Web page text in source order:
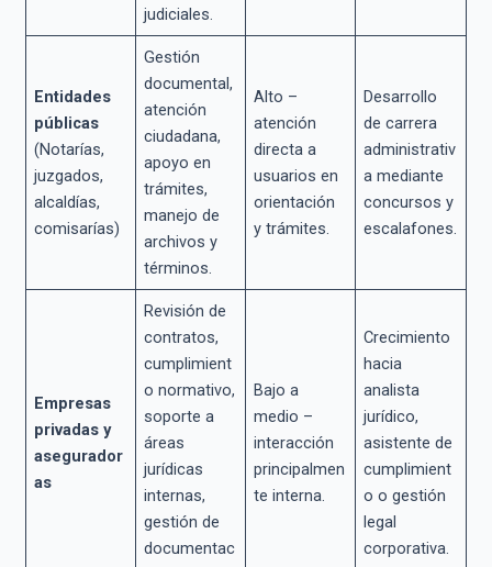
judiciales.
Entidades
públicas
(Notarías,
juzgados,
alcaldías,
comisarías)
Gestión
documental,
atención
ciudadana,
apoyo en
trámites,
manejo de
archivos y
términos.
Alto –
atención
directa a
usuarios en
orientación
y trámites.
Desarrollo
de carrera
administrativ
a mediante
concursos y
escalafones.
Empresas
privadas y
asegurador
as
Revisión de
contratos,
cumplimient
o normativo,
soporte a
áreas
jurídicas
internas,
gestión de
documentac
Bajo a
medio –
interacción
principalmen
te interna.
Crecimiento
hacia
analista
jurídico,
asistente de
cumplimient
o o gestión
legal
corporativa.